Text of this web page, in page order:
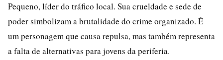
Pequeno, líder do tráfico local. Sua crueldade e sede de
poder simbolizam a brutalidade do crime organizado. É
um personagem que causa repulsa, mas também representa
a falta de alternativas para jovens da periferia.